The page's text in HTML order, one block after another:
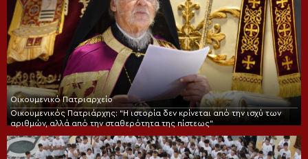
Οικουμενικό Πατριαρχείο
Οικουμενικός Πατριάρχης: “Η ιστορία δεν κρίνεται από την ισχύ των
αριθμών, αλλά από την σταθερότητα της πίστεως”